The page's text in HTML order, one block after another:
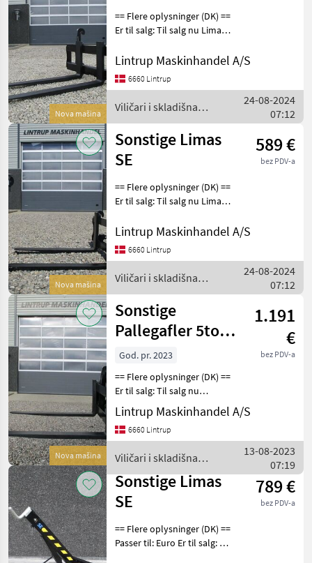
Nova mašina
== Flere oplysninger (DK) ==
Er til salg: Til salg nu Limas
støbt gafler og EURO beslag
på. Gaffellængde er 100cm
og slæden er 110cm. De ka
Lintrup Maskinhandel A/S
6660 Lintrup
Viličari i skladišna
tehnika / Sonstige
24-08-2024
07:12
Nova mašina
Sonstige Limas
SE
589 €
bez PDV-a
== Flere oplysninger (DK) ==
Er til salg: Til salg nu Limas
støbt gafler og EURO beslag
på. Gaffellængde er 110cm
og slæden er 110cm. De ka
Lintrup Maskinhandel A/S
6660 Lintrup
Viličari i skladišna
tehnika / Sonstige
24-08-2024
07:12
Nova mašina
Sonstige
Pallegafler 5ton
150cm
smededegafler
1.191
€
bez PDV-a
God. pr. 2023
== Flere oplysninger (DK) ==
Er til salg: Til salg nu
Pallegafler til Gummiged og
stor rendergraver. De er
med Volvo skifte og de er 1,
Lintrup Maskinhandel A/S
6660 Lintrup
Viličari i skladišna
tehnika / Sonstige
13-08-2023
07:19
Sonstige Limas
SE
789 €
bez PDV-a
== Flere oplysninger (DK) ==
Passer til: Euro Er til salg: Til